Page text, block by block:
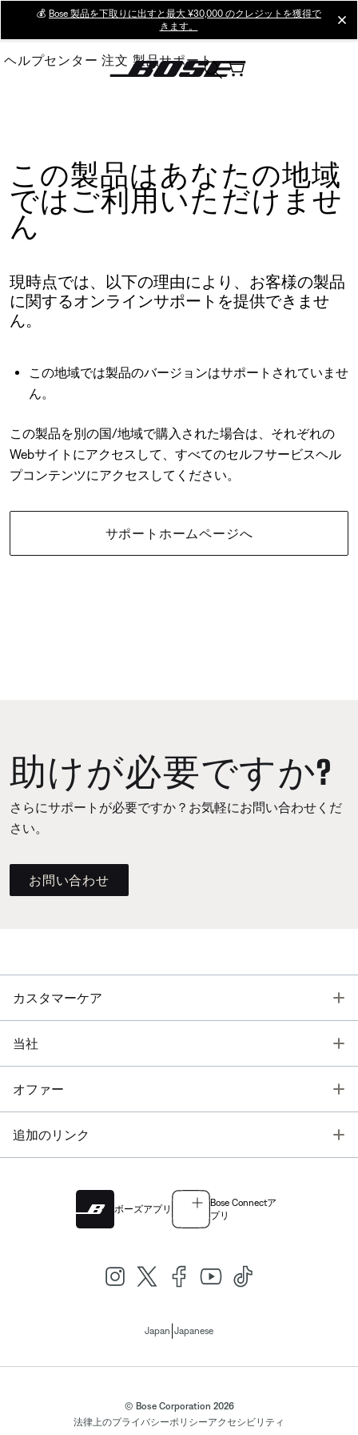
Main
💰 Bose 製品を下取りに出すと最大 ¥30,000 のクレジットを獲得で
きます。
ヘルプセンター 注文 製品サポート
この製品はあなたの地域
ではご利用いただけませ
ん
現時点では、以下の理由により、お客様の製品
に関するオンラインサポートを提供できませ
ん。
この地域では製品のバージョンはサポートされていませ
ん。
この製品を別の国/地域で購入された場合は、それぞれの
Webサイトにアクセスして、すべてのセルフサービスヘル
プコンテンツにアクセスしてください。
サポートホームページへ
助けが必要ですか?
さらにサポートが必要ですか？お気軽にお問い合わせくだ
さい。
お問い合わせ
カスタマーケア
当社
オファー
追加のリンク
ボーズアプリ
Bose Connectア
プリ
Japan Japanese
© Bose Corporation 2026
法律上のプライバシーポリシーアクセシビリティ